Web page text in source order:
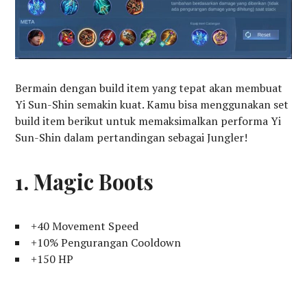
Bermain dengan build item yang tepat akan membuat
Yi Sun-Shin semakin kuat. Kamu bisa menggunakan set
build item berikut untuk memaksimalkan performa Yi
Sun-Shin dalam pertandingan sebagai Jungler!
1. Magic Boots
+40 Movement Speed
+10% Pengurangan Cooldown
+150 HP